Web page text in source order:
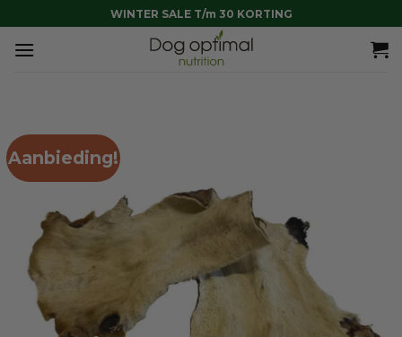
naar
inhoud
WINTER SALE T/m 30 KORTING
Aanbieding!